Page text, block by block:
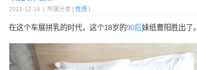
2012-12-14 | 所属分类 [ 性感 ]
在这个车展拼乳的时代，这个18岁的90后妹纸曹阳胜出了。